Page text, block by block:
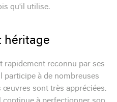
qu'il utilise.
héritage
rapidement reconnu par ses
participe à de nombreuses
œuvres sont très appréciées.